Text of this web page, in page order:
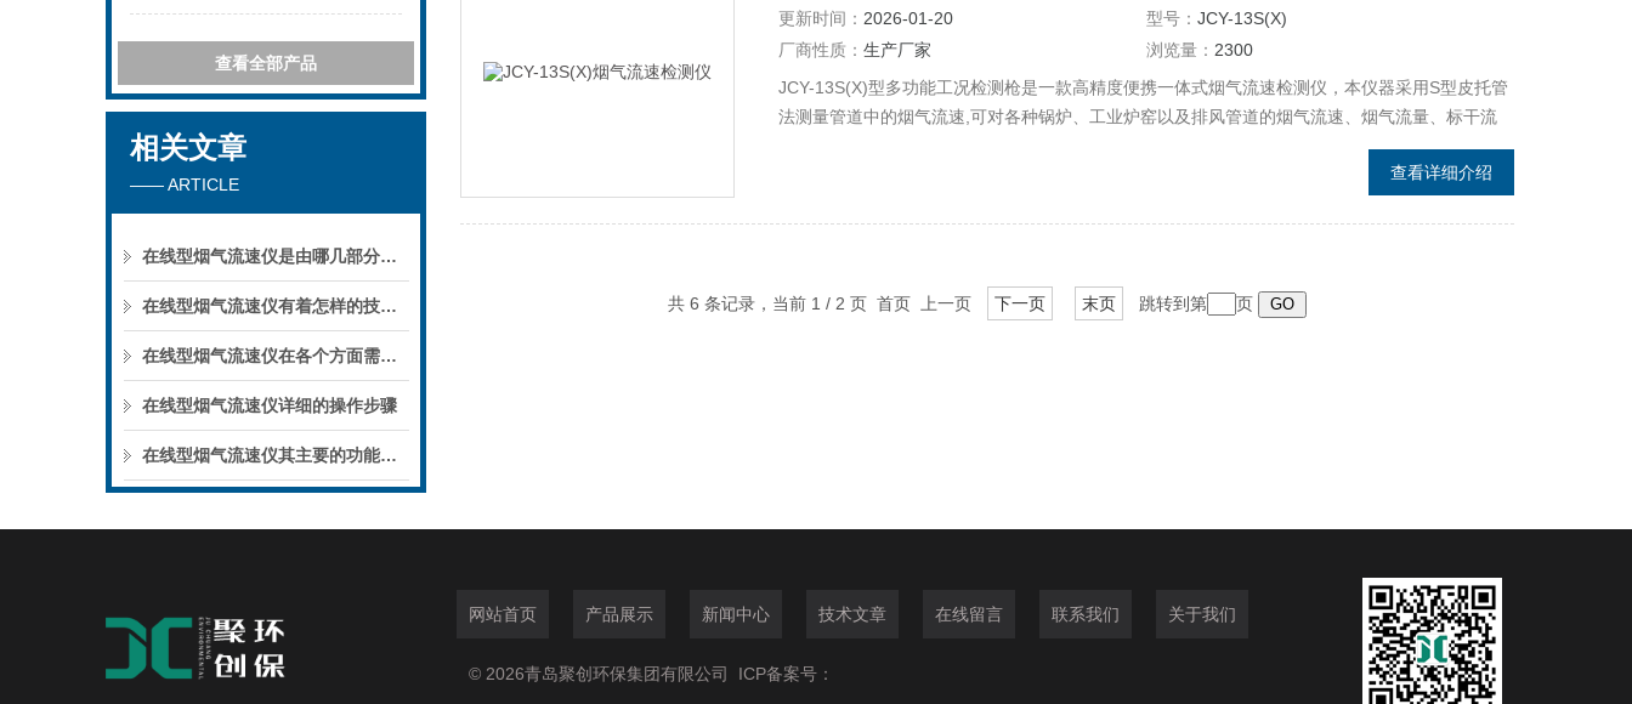
查看全部产品
相关文章
—— ARTICLE
在线型烟气流速仪是由哪几部分组成的呢？
在线型烟气流速仪有着怎样的技术特点呢？
在线型烟气流速仪在各个方面需要注意的事项
在线型烟气流速仪详细的操作步骤
在线型烟气流速仪其主要的功能如下
更新时间： 2026-01-20 型号： JCY-13S(X)
厂商性质： 生产厂家 浏览量： 2300
JCY-13S(X)型多功能工况检测枪是一款高精度便携一体式烟气流速检测仪，本仪器采用S型皮托管
法测量管道中的烟气流速,可对各种锅炉、工业炉窑以及排风管道的烟气流速、烟气流量、标干流
量、动压、静压及烟温等参数进行检测，广泛应用于环保、职业卫生、劳动、安监、军事、科研、
查看详细介绍
共 6 条记录，当前 1 / 2 页 首页 上一页 下一页 末页 跳转到第 页
网站首页 产品展示 新闻中心 技术文章 在线留言 联系我们 关于我们
© 2026青岛聚创环保集团有限公司 ICP备案号：